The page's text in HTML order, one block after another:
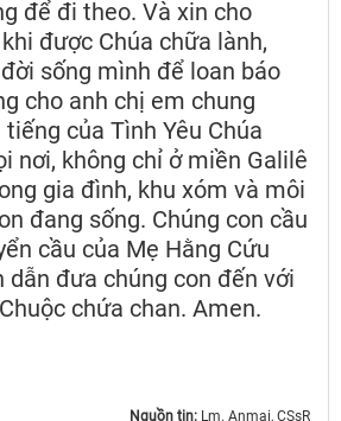
để đi theo. Và xin cho
được Chúa chữa lành,
sống mình để loan báo
cho anh chị em chung
của Tình Yêu Chúa
nơi, không chỉ ở miền Galilê
gia đình, khu xóm và môi
đang sống. Chúng con cầu
cầu của Mẹ Hằng Cứu
dẫn đưa chúng con đến với
chứa chan. Amen.
Nguồn tin: Lm. Anmai, CSsR